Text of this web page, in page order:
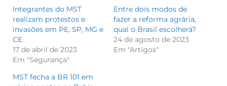
Integrantes do MST
realizam protestos e
invasões em PE, SP, MG e
CE
17 de abril de 2023
Em "Segurança"
Entre dois modos de
fazer a reforma agrária,
qual o Brasil escolherá?
24 de agosto de 2023
Em "Artigos"
MST fecha a BR 101 em